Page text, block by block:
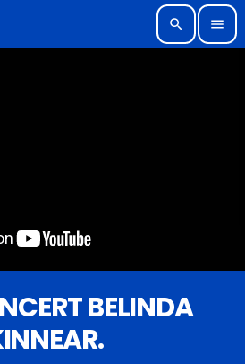
search menu
BELINDA